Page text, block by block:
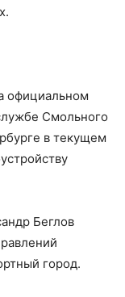
официальном
Смольного
в текущем
Беглов
город.